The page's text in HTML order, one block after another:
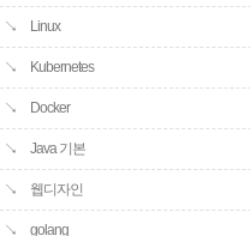
Linux
Kubernetes
Docker
Java 기본
웹디자인
golang